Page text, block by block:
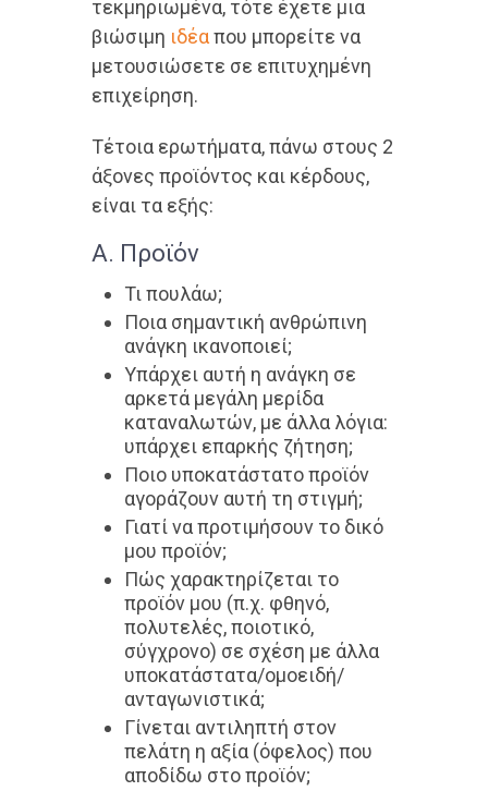
τεκμηριωμένα, τότε έχετε μια
βιώσιμη ιδέαπου μπορείτε να
μετουσιώσετε σε επιτυχημένη
επιχείρηση.
Τέτοια ερωτήματα, πάνω στους 2
άξονες προϊόντος και κέρδους,
είναι τα εξής:
Α. Προϊόν
Τι πουλάω;
Ποια σημαντική ανθρώπινη
ανάγκη ικανοποιεί;
Υπάρχει αυτή η ανάγκη σε
αρκετά μεγάλη μερίδα
καταναλωτών, με άλλα λόγια:
υπάρχει επαρκής ζήτηση;
Ποιο υποκατάστατο προϊόν
αγοράζουν αυτή τη στιγμή;
Γιατί να προτιμήσουν το δικό
μου προϊόν;
Πώς χαρακτηρίζεται το
προϊόν μου (π.χ. φθηνό,
πολυτελές, ποιοτικό,
σύγχρονο) σε σχέση με άλλα
υποκατάστατα/ομοειδή/
ανταγωνιστικά;
Γίνεται αντιληπτή στον
πελάτη η αξία (όφελος) που
αποδίδω στο προϊόν;